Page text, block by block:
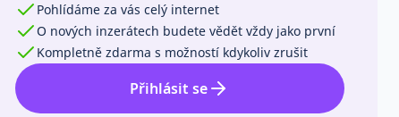
Pohlídáme za vás celý internet
O nových inzerátech budete vědět vždy jako první
Kompletně zdarma s možností kdykoliv zrušit
Přihlásit se